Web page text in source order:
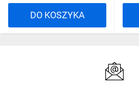
DO KOSZYKA